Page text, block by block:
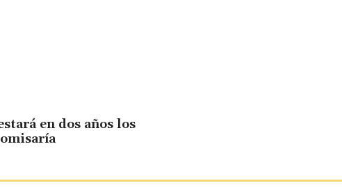
en dos años los